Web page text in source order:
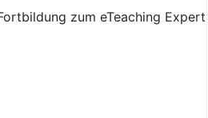
zum eTeaching